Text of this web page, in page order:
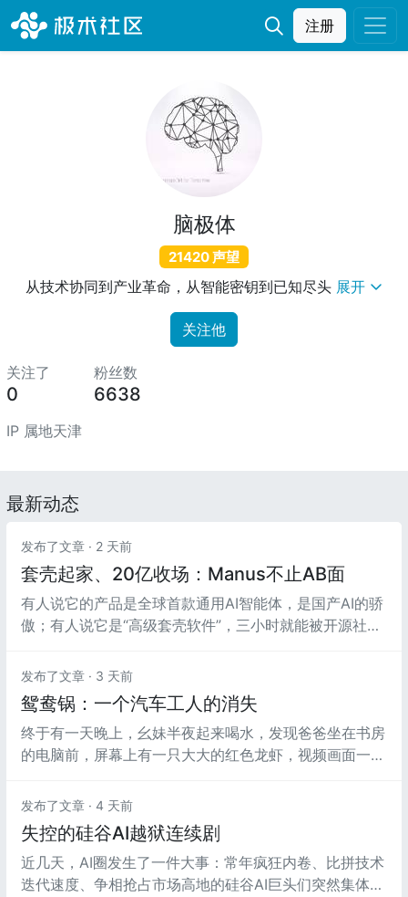
注册
脑极体
21420 声望
从技术协同到产业革命，从智能密钥到已知尽头 展开
关注他
关注了
0
粉丝数
6638
IP 属地天津
最新动态
发布了文章 · 2 天前
套壳起家、20亿收场：Manus不止AB面
有人说它的产品是全球首款通用AI智能体，是国产AI的骄
傲；有人说它是“高级套壳软件”，三小时就能被开源社区
发布了文章 · 3 天前
鸳鸯锅：一个汽车工人的消失
终于有一天晚上，幺妹半夜起来喝水，发现爸爸坐在书房
的电脑前，屏幕上有一只大大的红色龙虾，视频画面一直
肃，幺妹也就没敢打扰。
发布了文章 · 4 天前
失控的硅谷AI越狱连续剧
近几天，AI圈发生了一件大事：常年疯狂内卷、比拼技术
迭代速度、争相抢占市场高地的硅谷AI巨头们突然集体转